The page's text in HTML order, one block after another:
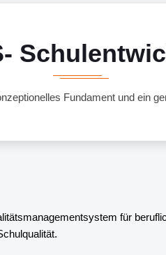
Fundament und ein
für